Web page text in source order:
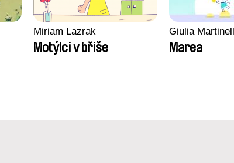
Miriam Lazrak
Motýlci v břiše
Giulia
Marea